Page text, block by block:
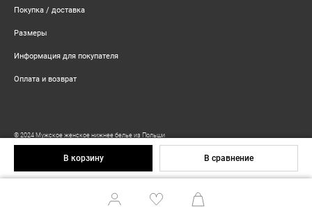
В сравнение
Покупка / доставка
Размеры
Информация для покупателя
Оплата и возврат
© 2024 Мужское женское нижнее белье из Польши